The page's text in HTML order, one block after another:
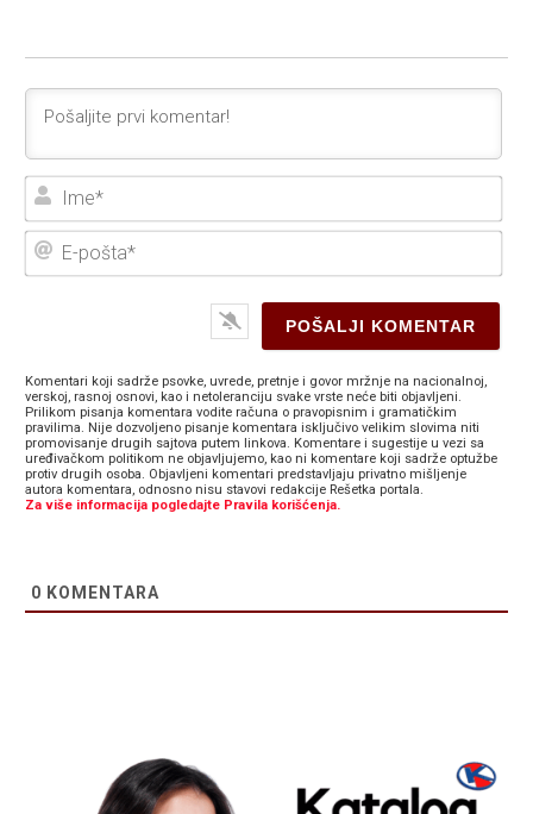
E-
Komentari koji sadrže psovke, uvrede, pretnje i govor mržnje na nacionalnoj,
verskoj, rasnoj osnovi, kao i netoleranciju svake vrste neće biti objavljeni.
Prilikom pisanja komentara vodite računa o pravopisnim i gramatičkim
pravilima. Nije dozvoljeno pisanje komentara isključivo velikim slovima niti
promovisanje drugih sajtova putem linkova. Komentare i sugestije u vezi sa
uređivačkom politikom ne objavljujemo, kao ni komentare koji sadrže optužbe
protiv drugih osoba. Objavljeni komentari predstavljaju privatno mišljenje
autora komentara, odnosno nisu stavovi redakcije Rešetka portala.
Za više informacija pogledajte Pravila korišćenja.
0 KOMENTARA